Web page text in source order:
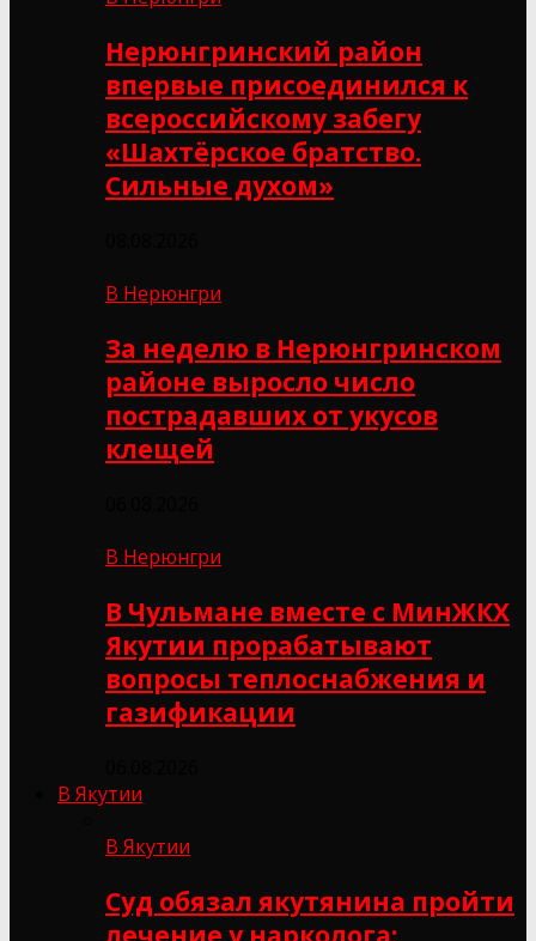
Нерюнгринский район
впервые присоединился к
всероссийскому забегу
«Шахтёрское братство.
Сильные духом»
В Нерюнгри
За неделю в Нерюнгринском
районе выросло число
пострадавших от укусов
клещей
В Нерюнгри
В Чульмане вместе с МинЖКХ
Якутии прорабатывают
вопросы теплоснабжения и
газификации
В Якутии
В Якутии
Суд обязал якутянина пройти